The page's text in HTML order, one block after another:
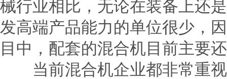
械行业相比，无论在装备上还
发高端产品能力的单位很少，
目中，配套的混合机目前主要
当前混合机企业都非常重